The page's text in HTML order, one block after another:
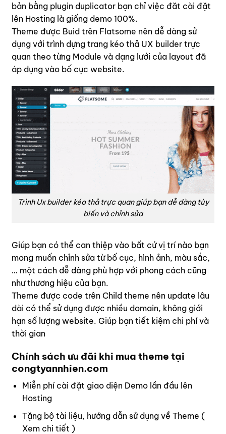
bản bằng plugin duplicator bạn chỉ việc đăt cài đặt
lên Hosting là giống demo 100%.
Theme được Buid trên Flatsome nên dễ dàng sử
dụng với trình dựng trang kéo thả UX builder trực
quan theo từng Module và dạng lưới của layout đã
áp dụng vào bố cục website.
Trình Ux builder kéo thả trực quan giúp bạn dễ dàng tùy
biến và chỉnh sửa
Giúp bạn có thể can thiệp vào bất cứ vị trí nào bạn
mong muốn chỉnh sửa từ bố cục, hình ảnh, màu sắc,
… một cách dễ dàng phù hợp với phong cách cũng
như thương hiệu của bạn.
Theme được code trên Child theme nên update lâu
dài có thể sử dụng được nhiều domain, không giới
hạn số lượng website. Giúp bạn tiết kiệm chi phí và
thời gian
Chính sách ưu đãi khi mua theme tại
congtyannhien.com
Miễn phí cài đặt giao diện Demo lần đầu lên
Hosting
Tặng bộ tài liệu, hướng dẫn sử dụng về Theme (
Xem chi tiết )